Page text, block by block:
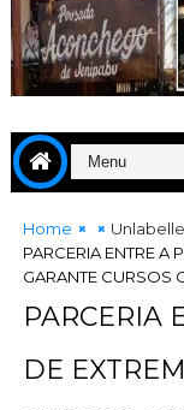
Home
PARCERIA ENTRE A
GARANTE CURSOS
PARCERIA
DE